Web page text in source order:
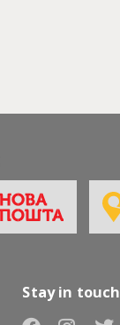
Stay in touch